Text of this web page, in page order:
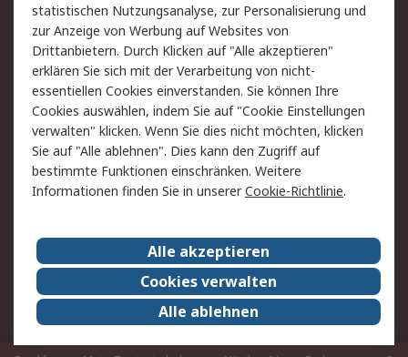
Hilfe
Rechtliches
AGB
Datenschutz
Cookie-Richtlinie
Zahlungsbedingungen
Copyright/Impressum
Über RS
Karriere bei RS
Nachhaltigkeit
Qualität/Umwelt/ZertifikatePresse-Center
Event-Center
statistischen Nutzungsanalyse, zur Personalisierung und
zur Anzeige von Werbung auf Websites von
Drittanbietern. Durch Klicken auf "Alle akzeptieren"
erklären Sie sich mit der Verarbeitung von nicht-
essentiellen Cookies einverstanden. Sie können Ihre
Cookies auswählen, indem Sie auf "Cookie Einstellungen
verwalten" klicken. Wenn Sie dies nicht möchten, klicken
Sie auf "Alle ablehnen". Dies kann den Zugriff auf
bestimmte Funktionen einschränken. Weitere
Informationen finden Sie in unsererCookie-Richtlinie.
Alle akzeptieren
Cookies verwalten
Alle ablehnen